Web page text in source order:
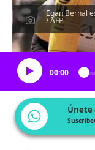
Egan Bernal
/ AFP
00:00
Únete